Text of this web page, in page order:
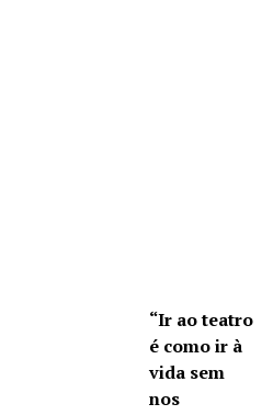
“Ir ao teatro
é como ir à
vida sem
nos